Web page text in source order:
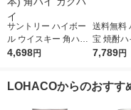
サントリー ハイボー
ル ウイスキー 角ハイ
ボール 缶 350ml 1ケ
4,698円
送料無料
宝 焼酎ハ
モン
7,789円
LOHACOからのおすす